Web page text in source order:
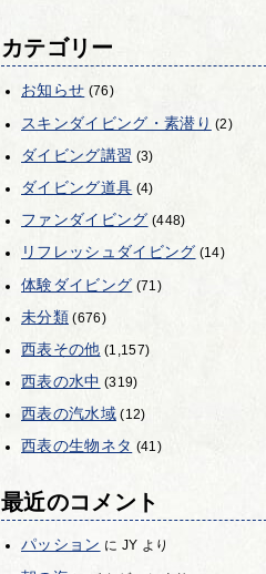
カテゴリー
お知らせ (76)
スキンダイビング・素潜り (2)
ダイビング講習 (3)
ダイビング道具 (4)
ファンダイビング (448)
リフレッシュダイビング (14)
体験ダイビング (71)
未分類(676)
西表その他 (1,157)
西表の水中 (319)
西表の汽水域(12)
西表の生物ネタ (41)
最近のコメント
パッション に JY より